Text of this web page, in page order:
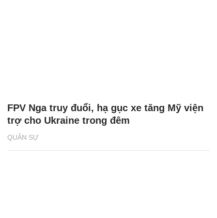
QUÂN SỰ
FPV Nga truy đuổi, hạ gục xe tăng Mỹ viện
trợ cho Ukraine trong đêm